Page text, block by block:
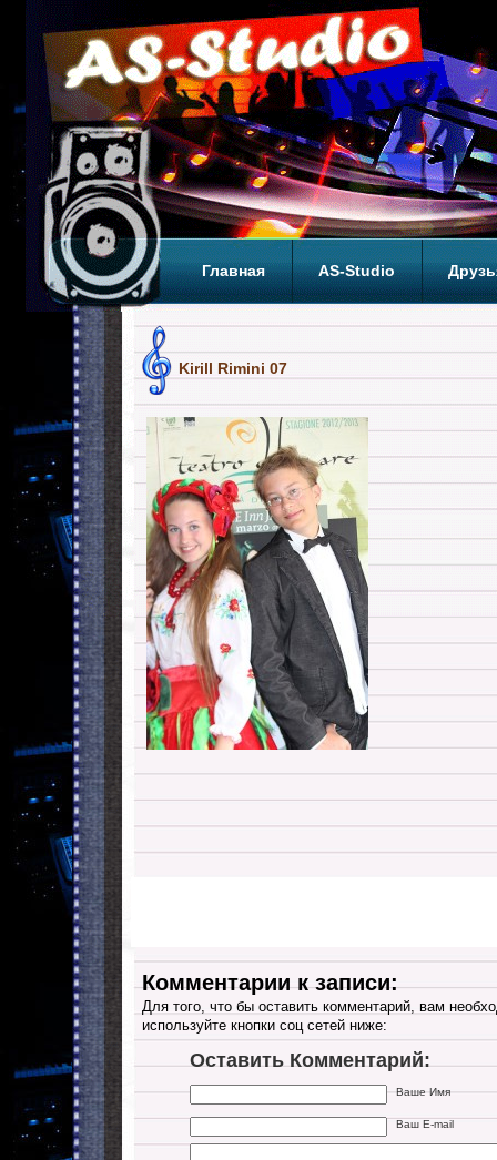
Главная AS-Studio
Kirill Rimini 07
Комментарии к записи:
Для того, что бы оставить комментарий, вам
используйте кнопки соц сетей ниже:
Оставить Комментарий:
Ваше Имя
Ваш E-mail